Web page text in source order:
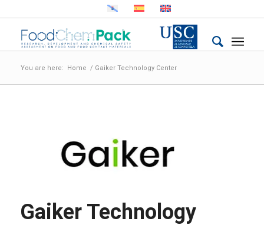
You are here: Home / Gaiker Technology Center
Gaiker Technology